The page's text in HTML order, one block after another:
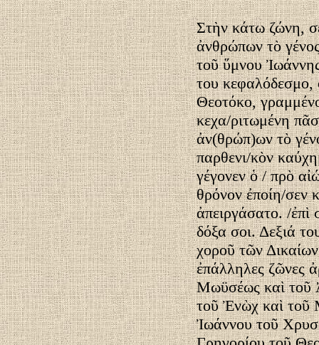
Στὴν κάτω ζώνη, σὲ
ἀνθρώπων τὸ
τοῦ ὕμνου
του κεφαλόδεσμο,
Θεοτόκο,
κεχα/ριτωμένη
ἀν(θρώπ)ων τὸ
παρθενι/κὸν
γέγονεν ὁ / πρὸ
θρόνον ἐποίη/σεν
ἀπειργάσατο. /ἐπὶ
δόξα σοι. Δεξιά
χοροῦ τῶν
ἐπάλληλες ζῶνες
Μωϋσέως καὶ τοῦ
τοῦ Ἐνὼχ καὶ τοῦ
Ἰωάννου τοῦ